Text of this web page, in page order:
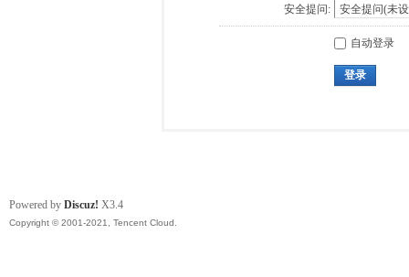
安全提问:
自动登录
登录
Powered by Discuz! X3.4
Copyright © 2001-2021, Tencent Cloud.